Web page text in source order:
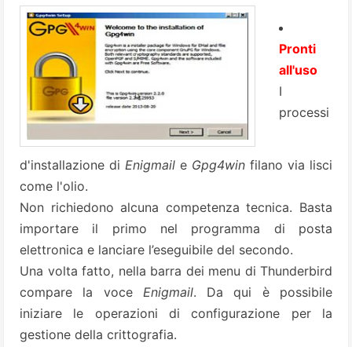
Pronti
all'uso
I
processi
d'installazione di Enigmail e Gpg4win filano via lisci
come l'olio.
Non richiedono alcuna competenza tecnica. Basta
importare il primo nel programma di posta
elettronica e lanciare l’eseguibile del secondo.
Una volta fatto, nella barra dei menu di Thunderbird
compare la voce Enigmail. Da qui è possibile
iniziare le operazioni di configurazione per la
gestione della crittografia.